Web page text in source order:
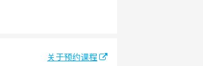
关于预约课程